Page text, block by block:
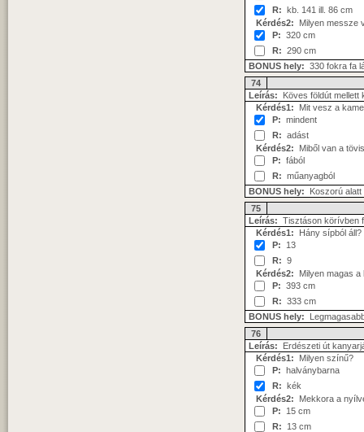
R: kb. 141 ill. 86 cm
Kérdés2: Milyen messze
P: 320 cm
R: 290 cm
BONUS hely: 330 fokra fa
74
Leírás: Köves földút mellett
Kérdés1: Mit vesz a
P: mindent
R: adást
Kérdés2: Miből van a
P: fából
R: műanyagból
BONUS hely: Koszorú alatt
75
Leírás: Tisztáson körívben
Kérdés1: Hány sípból áll?
P: 13
R: 9
Kérdés2: Milyen magas a
P: 393 cm
R: 333 cm
BONUS hely:
76
Leírás: Erdészeti út
Kérdés1: Milyen színű?
P: halványbarna
R: kék
Kérdés2: Mekkora a
P: 15 cm
R: 13 cm